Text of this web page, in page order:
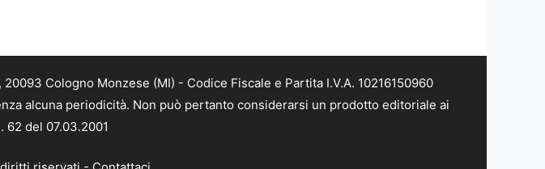
Cologno Monzese (MI) - Codice Fiscale e Partita I.V.A. 10216150960
alcuna periodicità. Non può pertanto considerarsi un prodotto editoriale ai
62 del 07.03.2001